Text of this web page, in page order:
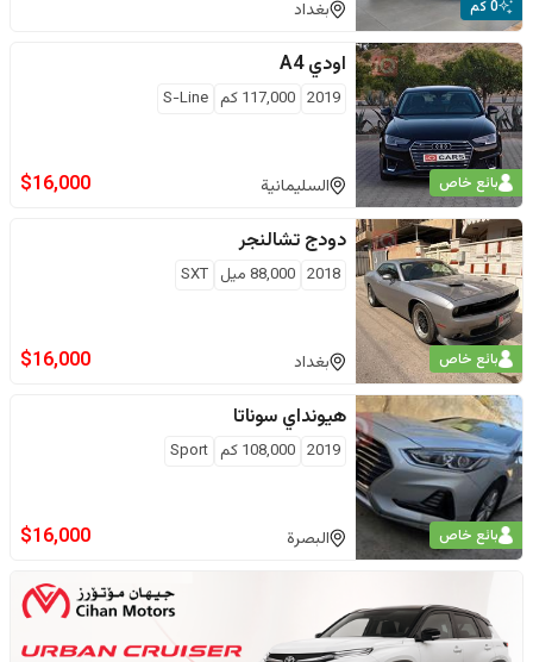
0 كم بغداد
بائع خاص
اودي A4
2019
117,000 كم S-Line
السليمانية $16,000
بائع خاص
دودج تشالنجر
2018
88,000 ميل SXT
بغداد $16,000
بائع خاص
هيونداي سوناتا
2019
108,000 كم Sport
البصرة $16,000